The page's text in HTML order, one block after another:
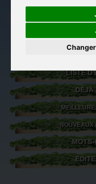
Librairie des
LISTE
DÉJÀ
NOUVEAUX